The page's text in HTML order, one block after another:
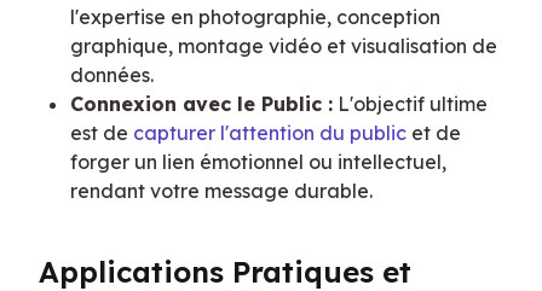
l'expertise en photographie, conception
graphique, montage vidéo et visualisation de
données.
Connexion avec le Public : L'objectif ultime
est de capturer l'attention du public et de
forger un lien émotionnel ou intellectuel,
rendant votre message durable.
Applications Pratiques et